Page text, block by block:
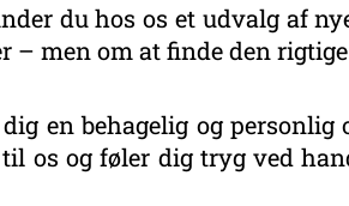
du hos os et udvalg af
men om at finde den
en behagelig og personlig
os og føler dig tryg ved